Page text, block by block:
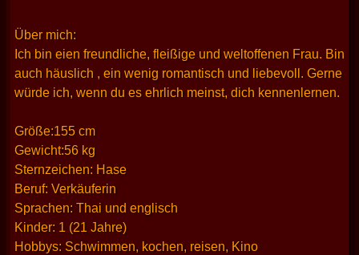
Über mich:
Ich bin eien freundliche, fleißige und weltoffenen Frau. Bin
auch häuslich , ein wenig romantisch und liebevoll. Gerne
würde ich, wenn du es ehrlich meinst, dich kennenlernen.
Größe:155 cm
Gewicht:56 kg
Sternzeichen: Hase
Beruf: Verkäuferin
Sprachen: Thai und englisch
Kinder: 1 (21 Jahre)
Hobbys: Schwimmen, kochen, reisen, Kino